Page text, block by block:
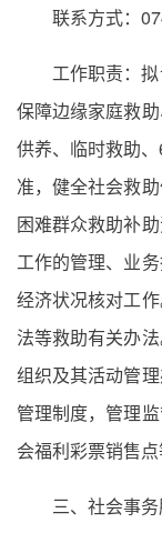
联系方式：
工作职责：
保障边缘家庭救
供养、临时救助
准，健全社会救
困难群众救助补
工作的管理、业
经济状况核对工
法等救助有关办
组织及其活动管
管理制度，管理
会福利彩票销售
三、社会事务